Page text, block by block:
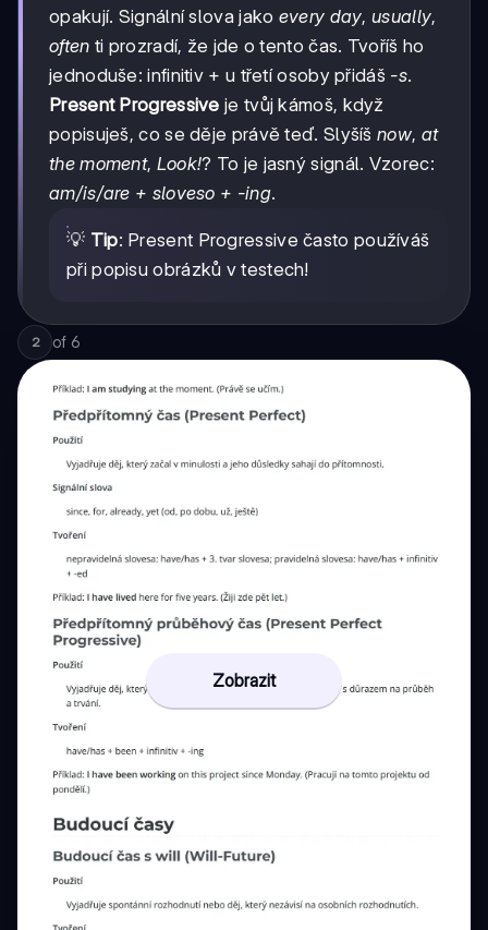
opakují. Signální slova jako every day,usually,
often ti prozradí, že jde o tento čas. Tvoříš ho
jednoduše: infinitiv + u třetí osoby přidáš -s.
Present Progressive je tvůj kámoš, když
popisuješ, co se děje právě teď. Slyšíš now, at
the moment, Look!? To je jasný signál. Vzorec:
am/is/are + sloveso + -ing.
💡 Tip: Present Progressive často používáš
při popisu obrázků v testech!
2 of 6
Zobrazit